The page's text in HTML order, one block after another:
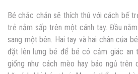
Bé chắc chắn sẽ thích thú với cách bế
trẻ nằm sấp trên một cánh tay. Đầu
sang một bên. Hai tay và hai chân của
đặt lên lưng bé để bé có cảm giác an
giống như cách mèo hay báo ngủ trên